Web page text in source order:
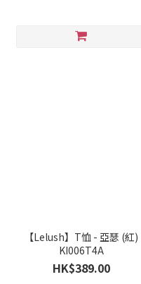
【Lelush】T恤 - 亞瑟 (紅)
KI006T4A
HK$389.00